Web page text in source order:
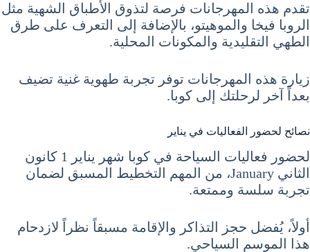
تقدم هذه المهرجانات فرصة لتذوق الأطباق الشهية مثل
الروبا فيخا والموهيتو، بالإضافة إلى التعرف على طرق
الطهي التقليدية والمكونات المحلية.
زيارة هذه المهرجانات توفر تجربة طهوية غنية تضيف
بعداً آخر لرحلتك إلى كوبا.
نصائح لحضور الفعاليات في يناير
لحضور فعاليات السياحة في كوبا شهر يناير 1 كانون
الثاني January، من المهم التخطيط المسبق لضمان
تجربة سلسة وممتعة.
أولاً، يُفضل حجز التذاكر والإقامة مسبقاً نظراً لازدحام
هذا الموسم السياحي.